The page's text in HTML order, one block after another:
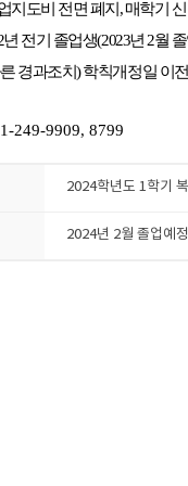
지도비 전면 폐지, 매학기
전기 졸업생(2023년 2월
경과조치) 학칙개정일 이
249-9909, 8799
2024학년도 1학기
2024년 2월 졸업예